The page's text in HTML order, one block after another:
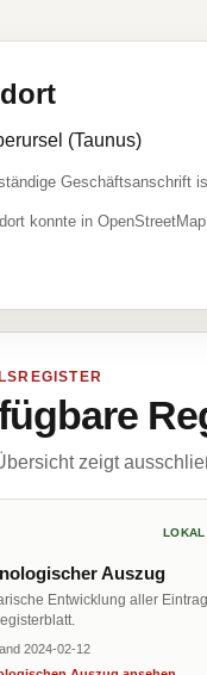
(Taunus)
Geschäftsanschrift
konnte in
zeigt
LOKAL
Auszug
Entwicklung aller
2024-02-12